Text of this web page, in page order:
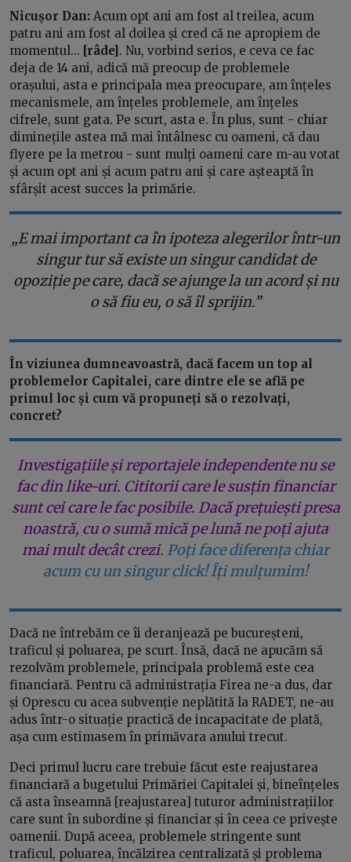
Nicușor Dan: Acum opt ani am fost al treilea, acum
patru ani am fost al doilea și cred că ne apropiem de
momentul… [râde]. Nu, vorbind serios, e ceva ce fac
deja de 14 ani, adică mă preocup de problemele
orașului, asta e principala mea preocupare, am înțeles
mecanismele, am înțeles problemele, am înțeles
cifrele, sunt gata. Pe scurt, asta e. În plus, sunt - chiar
diminețile astea mă mai întâlnesc cu oameni, că dau
flyere pe la metrou - sunt mulți oameni care m-au votat
și acum opt ani și acum patru ani și care așteaptă în
sfârșit acest succes la primărie.
„E mai important ca în ipoteza alegerilor într-un
singur tur să existe un singur candidat de
opoziție pe care, dacă se ajunge la un acord și nu
o să fiu eu, o să îl sprijin.”
În viziunea dumneavoastră, dacă facem un top al
problemelor Capitalei, care dintre ele se află pe
primul loc și cum vă propuneți să o rezolvați,
concret?
Investigațiile și reportajele independente nu se
fac din like-uri. Cititorii care le susțin financiar
sunt cei care le fac posibile. Dacă prețuiești presa
noastră, cu o sumă mică pe lună ne poți ajuta
mai mult decât crezi. Poți face diferența chiar
acum cu un singur click! Îți mulțumim!
Dacă ne întrebăm ce îi deranjează pe bucureșteni,
traficul și poluarea, pe scurt. Însă, dacă ne apucăm să
rezolvăm problemele, principala problemă este cea
financiară. Pentru că administrația Firea ne-a dus, dar
și Oprescu cu acea subvenție neplătită la RADET, ne-au
adus într-o situație practică de incapacitate de plată,
așa cum estimasem în primăvara anului trecut.
Deci primul lucru care trebuie făcut este reajustarea
financiară a bugetului Primăriei Capitalei și, bineînțeles
că asta înseamnă [reajustarea] tuturor administrațiilor
care sunt în subordine și financiar și în ceea ce privește
oamenii. După aceea, problemele stringente sunt
traficul, poluarea, încălzirea centralizată și problema